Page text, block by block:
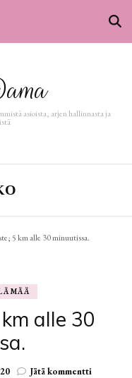
asioista, arjen hallinnasta ja
5 km alle 30 minuutissa.
alle 30
Jätä kommentti